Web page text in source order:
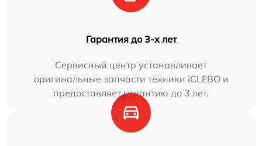
Гарантия до 3-х лет
Сервисный центр устанавливает
оригинальные запчасти техники iCLEBO и
предоставляет гарантию до 3 лет.